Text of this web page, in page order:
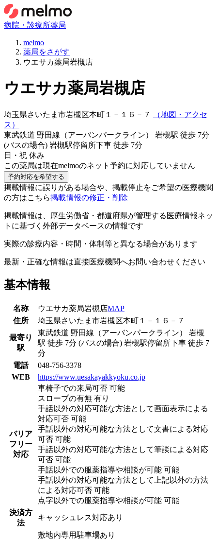
病院・診療所薬局
melmo
薬局をさがす
ウエサカ薬局岩槻店
ウエサカ薬局岩槻店
埼玉県さいたま市岩槻区本町１－１６－７
（地図・アクセ
ス）
東武鉄道 野田線（アーバンパークライン） 岩槻駅 徒歩 7分
(バスの場合) 岩槻駅停留所下車 徒歩 7分
日・祝 休み
この薬局は現在melmoのネット予約に対応していません
予約対応を希望する
掲載情報に誤りがある場合や、掲載停止をご希望の医療機関
の方はこちら掲載情報の修正・削除
掲載情報は、厚生労働省・都道府県が管理する医療情報ネッ
トに基づく外部データベースの情報です
実際の診療内容・時間・体制等と異なる場合があります
最新・正確な情報は直接医療機関へお問い合わせください
基本情報
名称 ウエサカ薬局岩槻店MAP
住所
埼玉県さいたま市岩槻区本町１－１６－７
最寄り
駅
東武鉄道 野田線（アーバンパークライン） 岩槻
駅 徒歩 7分 (バスの場合) 岩槻駅停留所下車 徒歩 7
分
電話
048-756-3378
WEB
https://www.uesakayakkyoku.co.jp
バリア
フリー
対応
車椅子での来局可否 可能
スロープの有無 有り
手話以外の対応可能な方法として画面表示による
対応可否 可能
手話以外の対応可能な方法として文書による対応
可否 可能
手話以外の対応可能な方法として筆談による対応
可否 可能
手話以外での服薬指導や相談が可能 可能
手話以外の対応可能な方法として上記以外の方法
による対応可否 可能
点字以外での服薬指導や相談が可能 可能
決済方
法
キャッシュレス対応あり
敷地内専用駐車場あり